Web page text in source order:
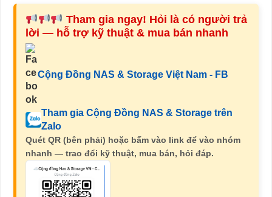
Tham gia ngay! Hỏi là có người trả
lời — hỗ trợ kỹ thuật & mua bán nhanh
Cộng Đồng NAS & Storage Việt Nam - FB
Tham gia Cộng Đồng NAS & Storage trên
Zalo
Quét QR (bên phải) hoặc bấm vào link để vào nhóm
nhanh — trao đổi kỹ thuật, mua bán, hỏi đáp.